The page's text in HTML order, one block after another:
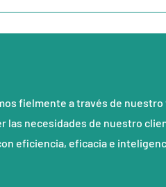
movimiento del motor se puede
fielmente a través de nuestro
las necesidades de nuestro
eficiencia, eficacia e